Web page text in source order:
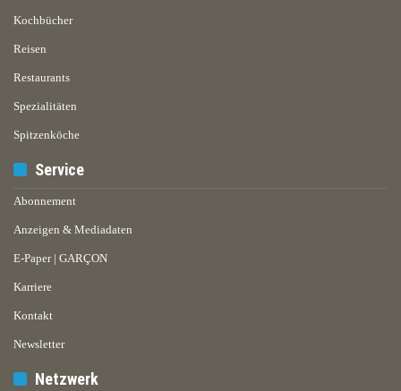
Kochbücher
Reisen
Restaurants
Spezialitäten
Spitzenköche
Service
Abonnement
Anzeigen & Mediadaten
E-Paper | GARÇON
Karriere
Kontakt
Newsletter
Netzwerk